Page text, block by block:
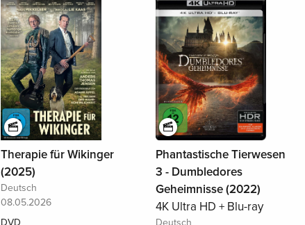
Therapie für Wikinger
(2025)
Deutsch
08.05.2026
DVD
Phantastische Tierwesen
3 - Dumbledores
Geheimnisse (2022)
4K Ultra HD + Blu-ray
Deutsch